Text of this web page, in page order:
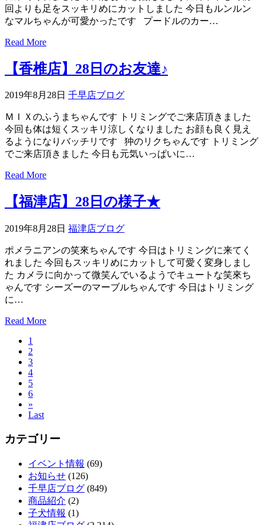
回よりも足をスッキリめにカットしました 今日もルンルン
なマルちゃんが可愛かったです プードルのカー…
Read More
【香椎店】28日のお友達♪
2019年8月28日 千早店ブログ
ＭＩＸのふうまちゃんです トリミングでご来店頂きました
今回も体は短くスッキリ涼しくなりました お顔も良く見え
るようになりバッチリです 狆のリクちゃんです トリミング
でご来店頂きました 今日も元気いっぱいに…
Read More
【福津店】28日の様子★
2019年8月28日 福津店ブログ
ポメラニアンの笑來ちゃんです 今日はトリミングに来てく
れました 今回もスッキリめにカットして可愛く変身しまし
た カメラに向かって微笑んでいるようでキュートな笑來ち
ゃんです シーズーのマーブルちゃんです 今日はトリミング
に…
Read More
1
2
3
4
5
6
»
Last
カテゴリー
イベント情報 (69)
お知らせ (126)
千早店ブログ (849)
商品紹介 (2)
子犬情報 (1)